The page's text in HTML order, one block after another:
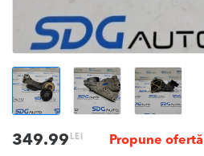
349.99 LEI Propune ofertă